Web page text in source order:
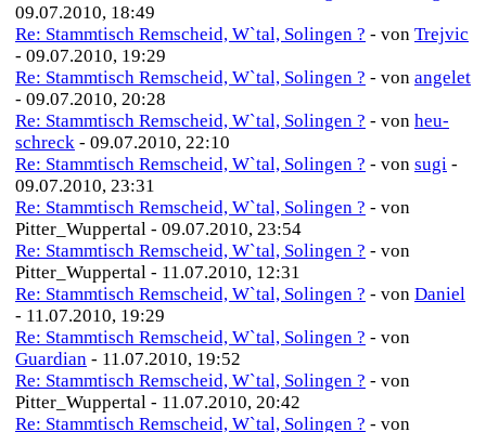
09.07.2010, 18:49
Re: Stammtisch Remscheid, W`tal, Solingen ? - von Trejvic
- 09.07.2010, 19:29
Re: Stammtisch Remscheid, W`tal, Solingen ? - von angelet
- 09.07.2010, 20:28
Re: Stammtisch Remscheid, W`tal, Solingen ? - von heu-
schreck - 09.07.2010, 22:10
Re: Stammtisch Remscheid, W`tal, Solingen ? - von sugi -
09.07.2010, 23:31
Re: Stammtisch Remscheid, W`tal, Solingen ? - von
Pitter_Wuppertal - 09.07.2010, 23:54
Re: Stammtisch Remscheid, W`tal, Solingen ? - von
Pitter_Wuppertal - 11.07.2010, 12:31
Re: Stammtisch Remscheid, W`tal, Solingen ? - von Daniel
- 11.07.2010, 19:29
Re: Stammtisch Remscheid, W`tal, Solingen ? - von
Guardian - 11.07.2010, 19:52
Re: Stammtisch Remscheid, W`tal, Solingen ? - von
Pitter_Wuppertal - 11.07.2010, 20:42
Re: Stammtisch Remscheid, W`tal, Solingen ? - von